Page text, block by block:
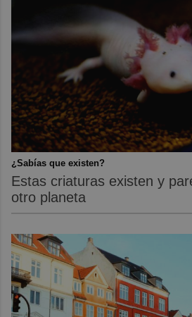
¿Sabías que existen?
Estas criaturas existen y
otro planeta